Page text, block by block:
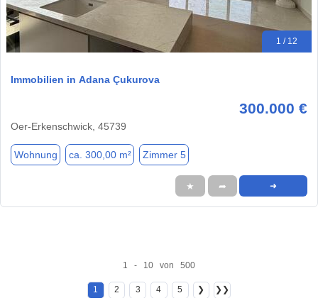
1 / 12
Immobilien in Adana Çukurova
300.000 €
Oer-Erkenschwick, 45739
Wohnung ca. 300,00 m² Zimmer 5
★ ➦ ➜
1 - 10 von 500
1 2 3 4 5 ❯ ❯❯